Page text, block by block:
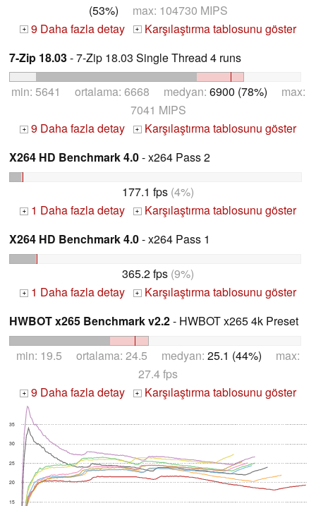
(53%) max: 104730 MIPS
+ 9 Daha fazla detay + Karşılaştırma tablosunu göster
7-Zip 18.03- 7-Zip 18.03 Single Thread 4 runs
min: 5641 ortalama: 6668 medyan: 6900 (78%) max:
7041 MIPS
+ 9 Daha fazla detay + Karşılaştırma tablosunu göster
X264 HD Benchmark 4.0- x264 Pass 2
177.1 fps (4%)
+ 1 Daha fazla detay + Karşılaştırma tablosunu göster
X264 HD Benchmark 4.0- x264 Pass 1
365.2 fps (9%)
+ 1 Daha fazla detay + Karşılaştırma tablosunu göster
HWBOT x265 Benchmark v2.2- HWBOT x265 4k Preset
min: 19.5 ortalama: 24.5 medyan: 25.1 (44%) max:
27.4 fps
+ 9 Daha fazla detay + Karşılaştırma tablosunu göster
15
20
25
30
35